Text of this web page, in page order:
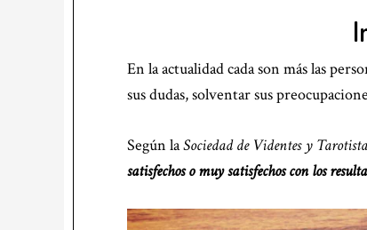
En la actualidad cada son más las
sus dudas, solventar sus
Según laSociedad de Videntes y
satisfechos o muy satisfechos con los